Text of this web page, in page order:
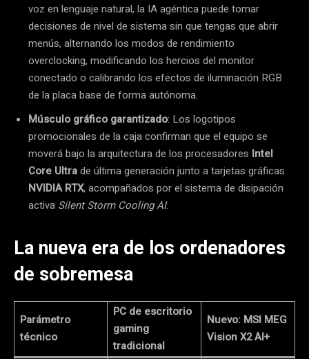
voz en lenguaje natural, la IA agéntica puede tomar
decisiones de nivel de sistema sin que tengas que abrir
menús, alternando los modos de rendimiento
overclocking, modificando los hercios del monitor
conectado o calibrando los efectos de iluminación RGB
de la placa base de forma autónoma.
Músculo gráfico garantizado: Los logotipos
promocionales de la caja confirman que el equipo se
moverá bajo la arquitectura de los procesadores Intel
Core Ultrade última generación junto a tarjetas gráficas
NVIDIA RTX, acompañados por el sistema de disipación
activa Silent Storm Cooling AI.
La nueva era de los ordenadores
de sobremesa
Parámetro
técnico
PC de escritorio
gaming
tradicional
Nuevo: MSI MEG
Vision X2 AI+